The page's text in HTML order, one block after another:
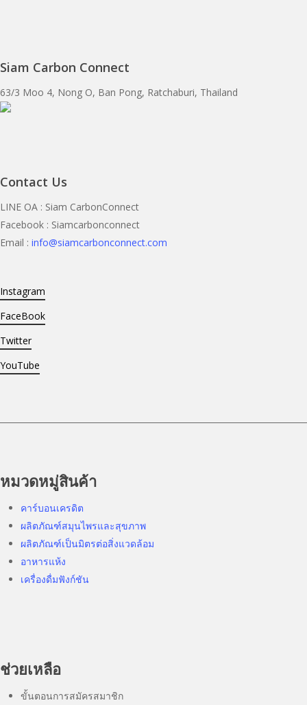
Siam Carbon Connect
63/3 Moo 4, Nong O, Ban Pong, Ratchaburi, Thailand
Contact Us
LINE OA : Siam CarbonConnect
Facebook : Siamcarbonconnect
Email : info@siamcarbonconnect.com
Instagram
FaceBook
Twitter
YouTube
หมวดหมู่สินค้า
คาร์บอนเครดิต
ผลิตภัณฑ์สมุนไพรและสุขภาพ
ผลิตภัณฑ์เป็นมิตรต่อสิ่งแวดล้อม
อาหารแห้ง
เครื่องดื่มฟังก์ชัน
ช่วยเหลือ
ขั้นตอนการสมัครสมาชิก